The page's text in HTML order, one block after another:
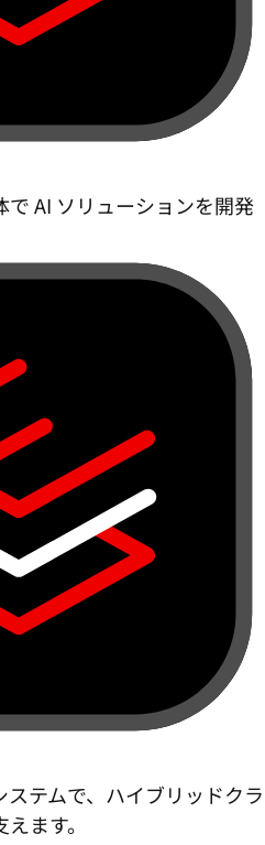
AI ソリューションを開発
テムで、ハイブリッドクラ
ます。